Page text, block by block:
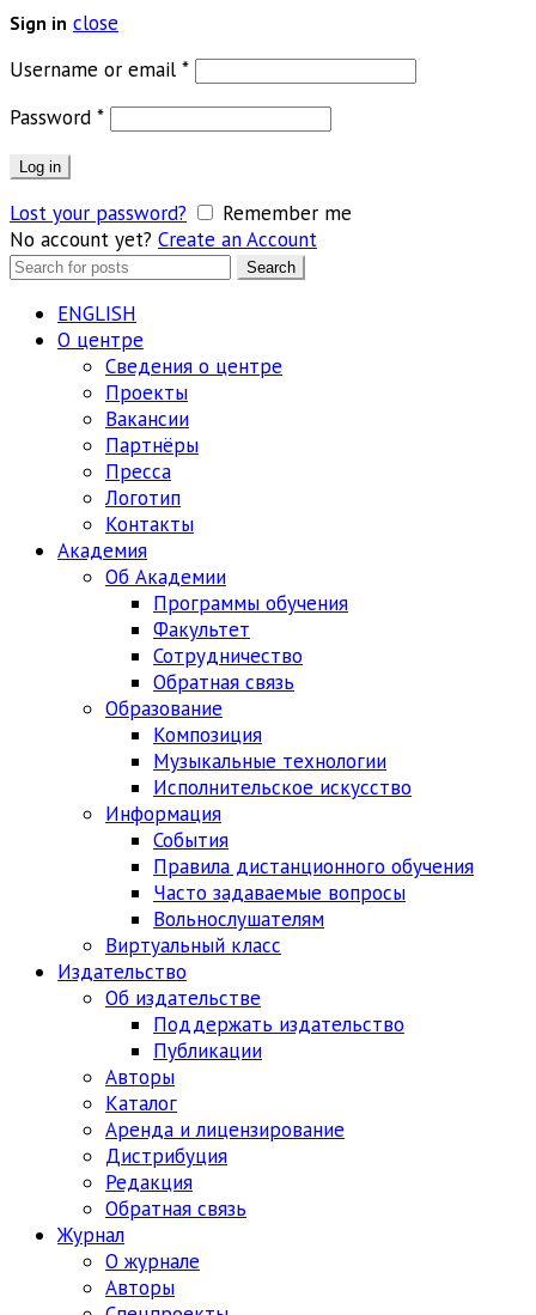
Sign in close
Username or email *Обязательно
Password *Обязательно
Log in
Lost your password?
Remember me
No account yet? Create an Account
Search
Search
ENGLISH
О центре
Сведения о центре
Проекты
Вакансии
Партнёры
Пресса
Логотип
Контакты
Академия
Об Академии
Программы обучения
Факультет
Сотрудничество
Обратная связь
Образование
Композиция
Музыкальные технологии
Исполнительское искусство
Информация
События
Правила дистанционного обучения
Часто задаваемые вопросы
Вольнослушателям
Виртуальный класс
Издательство
Об издательстве
Поддержать издательство
Публикации
Авторы
Каталог
Аренда и лицензирование
Дистрибуция
Редакция
Обратная связь
Журнал
О журнале
Авторы